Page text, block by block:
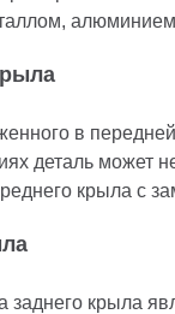
алюминием
в
деталь может
крыла с
заднего крыла